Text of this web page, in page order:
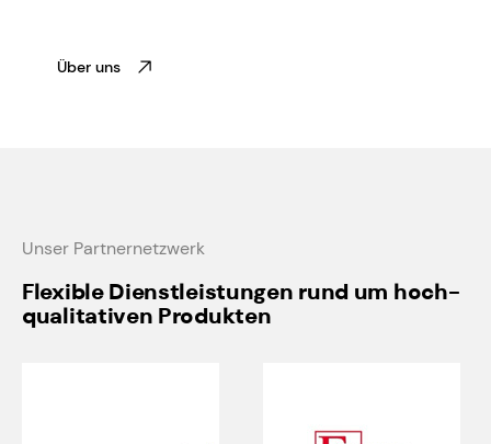
Über uns
Unser Partnernetzwerk
Flexible Dienstleistungen rund um hoch-
qualitativen Produkten